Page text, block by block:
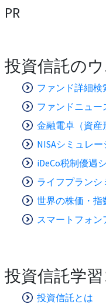
PR
投資信託の
ファンド詳細検
ファンドニュー
金融電卓（資産
NISAシミュレー
iDeCo税制優遇
ライフプランシ
世界の株価・指
スマートフォン
投資信託学
投資信託とは